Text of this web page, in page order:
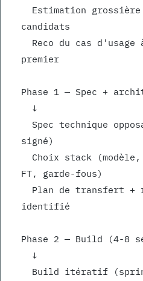
candidats
premier
Phase 1 — Spec +
  ↓
signé)
FT, garde-fous)
identifié
Phase 2 — Build (4-8
  ↓